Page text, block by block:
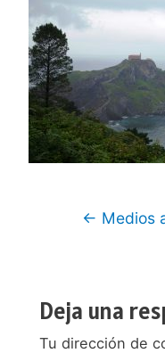
← Medios
Deja una
Tu dirección de